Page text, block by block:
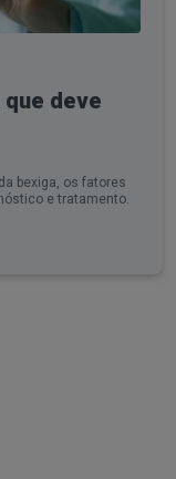
que deve
bexiga, os fatores
e tratamento.